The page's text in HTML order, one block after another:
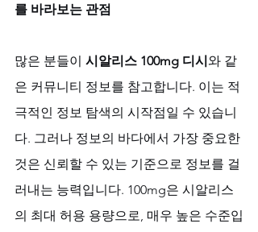
를 바라보는 관점
많은 분들이 시알리스 100mg 디시와 같
은 커뮤니티 정보를 참고합니다. 이는 적
극적인 정보 탐색의 시작점일 수 있습니
다. 그러나 정보의 바다에서 가장 중요한
것은 신뢰할 수 있는 기준으로 정보를 걸
러내는 능력입니다. 100mg은 시알리스
의 최대 허용 용량으로, 매우 높은 수준입